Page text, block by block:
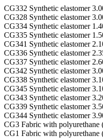
CG332 Synthetic elastomer
CG328 Synthetic elastomer
CG334 Synthetic elastomer
CG335 Synthetic elastomer
CG341 Synthetic elastomer
CG336 Synthetic elastomer
CG337 Synthetic elastomer
CG342 Synthetic elastomer
CG338 Synthetic elastomer
CG345 Synthetic elastomer
CG343 Synthetic elastomer
CG339 Synthetic elastomer
CG344 Synthetic elastomer
CG3 Fabric with polyurethane
CG1 Fabric with polyurethane